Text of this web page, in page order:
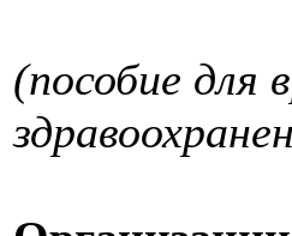
(пособие для